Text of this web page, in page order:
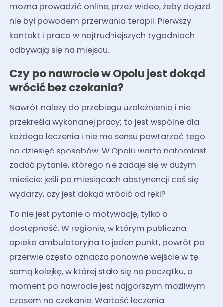
można prowadzić online, przez wideo, żeby dojazd
nie był powodem przerwania terapii. Pierwszy
kontakt i praca w najtrudniejszych tygodniach
odbywają się na miejscu.
Czy po nawrocie w Opolu jest dokąd
wrócić bez czekania?
Nawrót należy do przebiegu uzależnienia i nie
przekreśla wykonanej pracy; to jest wspólne dla
każdego leczenia i nie ma sensu powtarzać tego
na dziesięć sposobów. W Opolu warto natomiast
zadać pytanie, którego nie zadaje się w dużym
mieście: jeśli po miesiącach abstynencji coś się
wydarzy, czy jest dokąd wrócić od ręki?
To nie jest pytanie o motywację, tylko o
dostępność. W regionie, w którym publiczna
opieka ambulatoryjna to jeden punkt, powrót po
przerwie często oznacza ponowne wejście w tę
samą kolejkę, w której stało się na początku, a
moment po nawrocie jest najgorszym możliwym
czasem na czekanie. Wartość leczenia